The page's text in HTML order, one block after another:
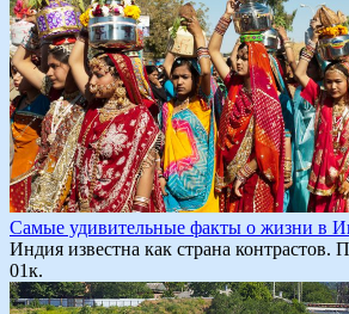
Самые удивительные факты о жизни в
Индия известна как страна контрастов.
01к.